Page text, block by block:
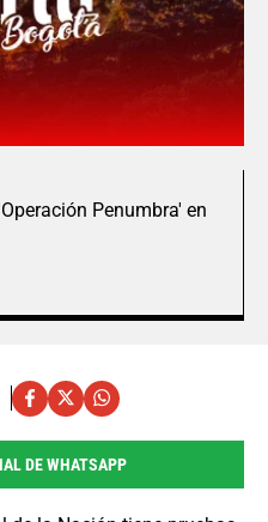
Penumbra' en
DE WHATSAPP